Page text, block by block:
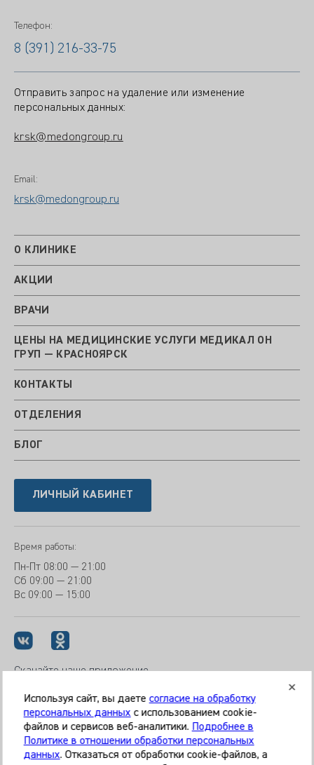
Телефон:
8 (391) 216-33-75
Отправить запрос на удаление или изменение
персональных данных:
krsk@medongroup.ru
Email:
krsk@medongroup.ru
О КЛИНИКЕ
АКЦИИ
ВРАЧИ
ЦЕНЫ НА МЕДИЦИНСКИЕ УСЛУГИ МЕДИКАЛ ОН
ГРУП — КРАСНОЯРСК
КОНТАКТЫ
ОТДЕЛЕНИЯ
БЛОГ
ЛИЧНЫЙ КАБИНЕТ
Время работы:
Пн-Пт 08:00 — 21:00
Сб 09:00 — 21:00
Вс 09:00 — 15:00
Скачайте наше приложение
© 2026 Клиника «МЕДИКАЛ ОН ГРУП»
Все права защищены
Используя сайт, вы даете согласие на обработку
персональных данныхс использованием cookie-
файлов и сервисов веб-аналитики. Подробнее в
Политике в отношении обработки персональных
данных. Отказаться от обработки cookie-файлов, а